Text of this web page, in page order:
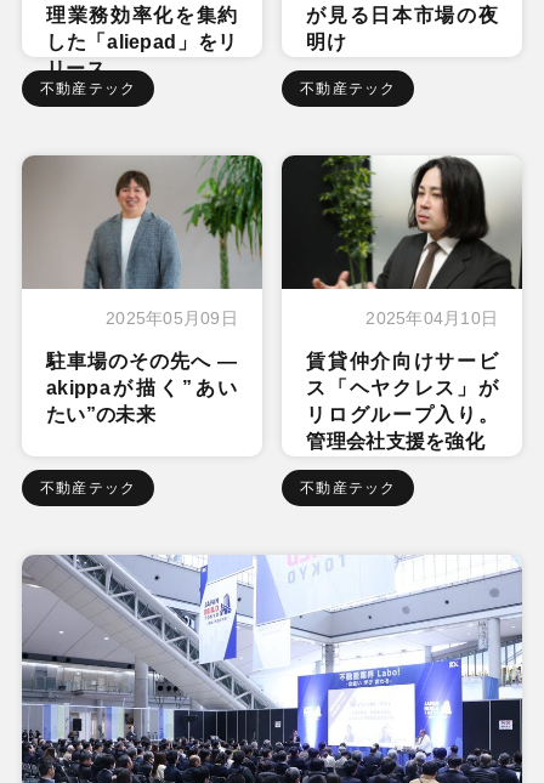
理業務効率化を集約
した「aliepad」をリ
リース
不動産テック
が見る日本市場の夜
明け
不動産テック
2025年05月09日
駐車場のその先へ ―
akippaが描く”あい
たい”の未来
不動産テック
2025年04月10日
賃貸仲介向けサービ
ス「ヘヤクレス」が
リログループ入り。
管理会社支援を強化
不動産テック